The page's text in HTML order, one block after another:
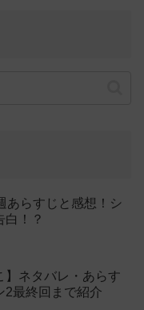
あらすじと感想！シ
白！？
】ネタバレ・あらす
2最終回まで紹介